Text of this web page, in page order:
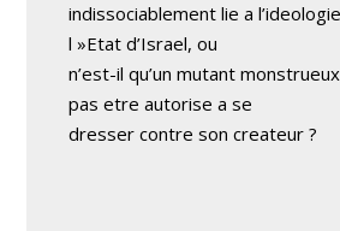
indissociablement lie a
l »Etat d’Israel, ou
n’est-il qu’un mutant
pas etre autorise a se
dresser contre son createur ?